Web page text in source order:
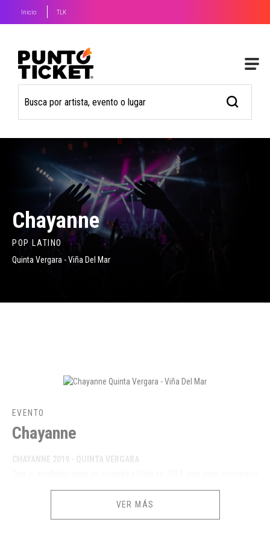
Inicio TLK
Chayanne
POP LATINO
Quinta Vergara - Viña Del Mar
EVENTO
Chayanne
CHAYANNE 2019 - QUINTA VERGARA
totalmente agotados, Chayanne busca superar su propio récord al
anunciar cuatro nuevos shows en el Movistar Arena y uno en la Quinta
Vergara para noviembre de 2019.
VER MÁS